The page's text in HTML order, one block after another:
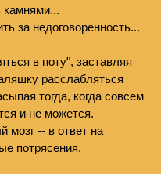
камнями...
за недоговоренность...
в поту", заставляя
расслабляться
тогда, когда совсем
и не можется.
мозг -- в ответ на
потрясения.